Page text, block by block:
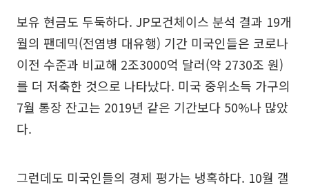
보유 현금도 두둑하다. JP모건체이스 분석 결과 19개
월의 팬데믹(전염병 대유행) 기간 미국인들은 코로나
이전 수준과 비교해 2조3000억 달러(약 2730조 원)
를 더 저축한 것으로 나타났다. 미국 중위소득 가구의
7월 통장 잔고는 2019년 같은 기간보다 50%나 많았
다.
그런데도 미국인들의 경제 평가는 냉혹하다. 10월 갤